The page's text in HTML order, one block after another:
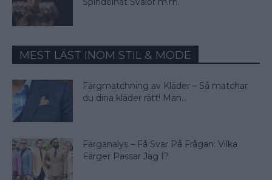
MEST LÄST INOM STIL & MODE
Färgmatchning av Kläder – Så matchar
du dina kläder rätt! Man...
Färganalys – Få Svar På Frågan: Vilka
Färger Passar Jag I?